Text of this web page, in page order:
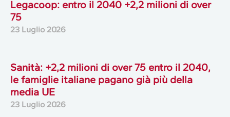
Legacoop: entro il 2040 +2,2 milioni di over
75
23 Luglio 2026
Sanità: +2,2 milioni di over 75 entro il 2040,
le famiglie italiane pagano già più della
media UE
23 Luglio 2026